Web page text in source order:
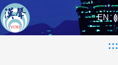
EN
:::